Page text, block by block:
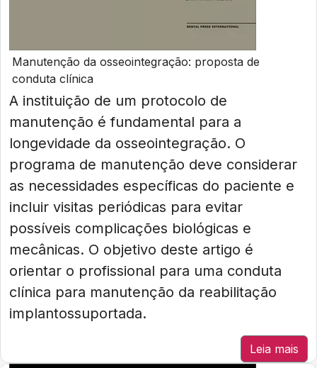
Manutenção da osseointegração: proposta de
conduta clínica
A instituição de um protocolo de
manutenção é fundamental para a
longevidade da osseointegração. O
programa de manutenção deve considerar
as necessidades específicas do paciente e
incluir visitas periódicas para evitar
possíveis complicações biológicas e
mecânicas. O objetivo deste artigo é
orientar o profissional para uma conduta
clínica para manutenção da reabilitação
implantossuportada.
Leia mais